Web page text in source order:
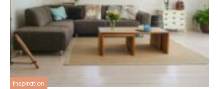
inspiration